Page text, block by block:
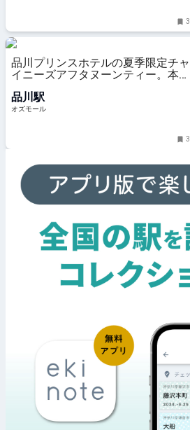
3
品川プリンスホテルの夏季限定チャ
イニーズアフタヌーンティー。本格
を - OZmall
品川駅
オズモール
3